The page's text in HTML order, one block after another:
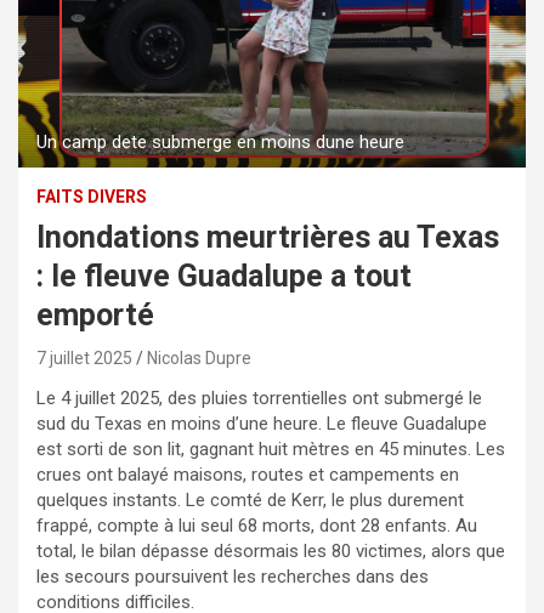
Un camp dete submerge en moins dune heure
FAITS DIVERS
Inondations meurtrières au Texas
: le fleuve Guadalupe a tout
emporté
7 juillet 2025 Nicolas Dupre
Le 4 juillet 2025, des pluies torrentielles ont submergé le
sud du Texas en moins d’une heure. Le fleuve Guadalupe
est sorti de son lit, gagnant huit mètres en 45 minutes. Les
crues ont balayé maisons, routes et campements en
quelques instants. Le comté de Kerr, le plus durement
frappé, compte à lui seul 68 morts, dont 28 enfants. Au
total, le bilan dépasse désormais les 80 victimes, alors que
les secours poursuivent les recherches dans des
conditions difficiles.